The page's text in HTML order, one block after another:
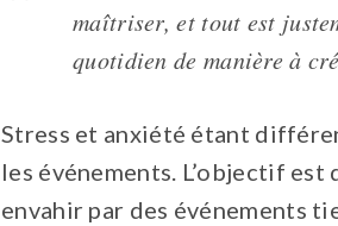
maîtriser, et tout est
quotidien de manière à
Stress et anxiété étant
les événements. L’objectif
envahir par des événements